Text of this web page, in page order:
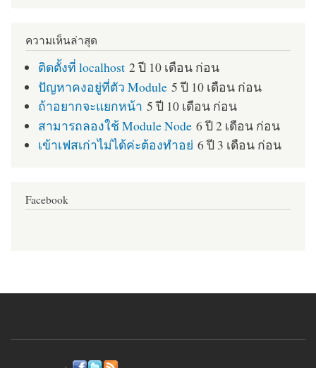
ความเห็นล่าสุด
ติดตั้งที่ localhost 2 ปี 10 เดือน ก่อน
ปัญหาคงอยู่ที่ตัว Module 5 ปี 10 เดือน ก่อน
ถ้าอยากจะแยกหน้า 5 ปี 10 เดือน ก่อน
สามารถลองใช้ Module Node 6 ปี 2 เดือน ก่อน
เข้าเฟสเก่าไม่ได้ค่ะต้องทำอย่ 6 ปี 3 เดือน ก่อน
Facebook